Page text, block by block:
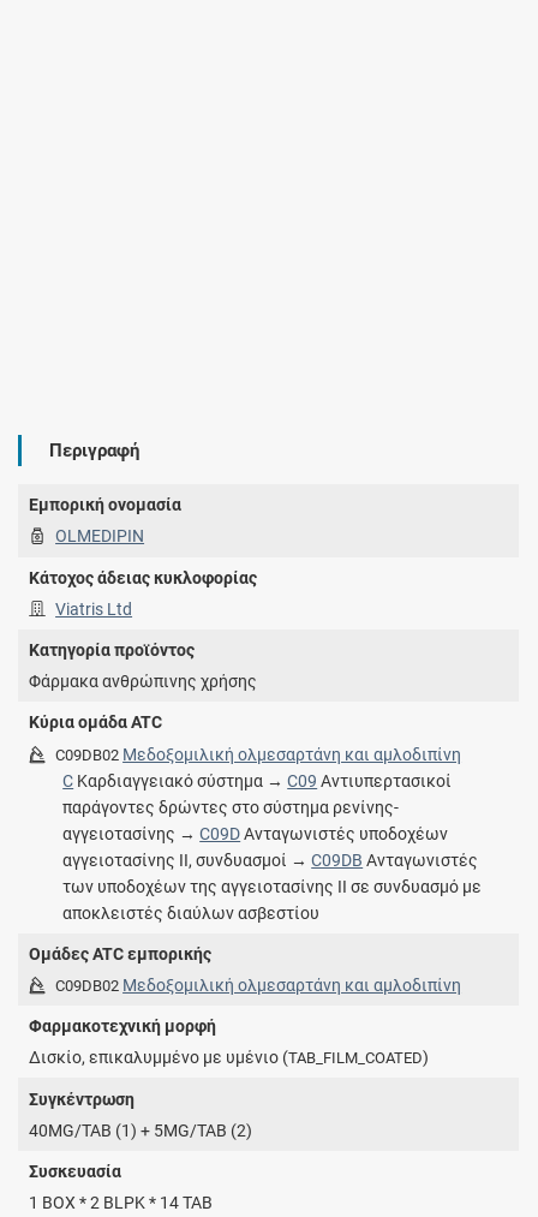
Περιγραφή
Εμπορική ονομασία
OLMEDIPIN
Κάτοχος άδειας κυκλοφορίας
Viatris Ltd
Κατηγορία προϊόντος
Φάρμακα ανθρώπινης χρήσης
Κύρια ομάδα ATC
C09DB02 Μεδοξομιλική ολμεσαρτάνη και αμλοδιπίνη
C Καρδιαγγειακό σύστημα →C09 Αντιυπερτασικοί
παράγοντες δρώντες στο σύστημα ρενίνης-
αγγειοτασίνης →C09DΑνταγωνιστές υποδοχέων
αγγειοτασίνης ΙΙ, συνδυασμοί →C09DB Ανταγωνιστές
των υποδοχέων της αγγειοτασίνης ΙΙ σε συνδυασμό με
αποκλειστές διαύλων ασβεστίου
Ομάδες ATC εμπορικής
C09DB02 Μεδοξομιλική ολμεσαρτάνη και αμλοδιπίνη
Φαρμακοτεχνική μορφή
Δισκίο, επικαλυμμένο με υμένιο (TAB_FILM_COATED)
Συγκέντρωση
40MG/TAB (1) + 5MG/TAB (2)
Συσκευασία
1 BOX * 2 BLPK * 14 TAB